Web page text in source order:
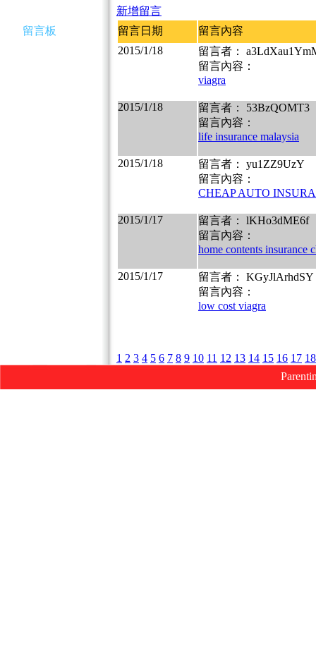
留言板
新增留言
留言日期
留言內容
2015/1/18
留言者：
留言內容：
viagra
2015/1/18
留言者： 53BzQOMT3
留言內容：
life insurance malaysia
2015/1/18
留言者： yu1ZZ9UzY
留言內容：
CHEAP AUTO
2015/1/17
留言者： lKHo3dME6f
留言內容：
home contents insurance
2015/1/17
留言者： KGyJlArhdSY
留言內容：
low cost viagra
1 2 3 4 5 6 7 8 9 10 11 12 13 14 15 16 17 18